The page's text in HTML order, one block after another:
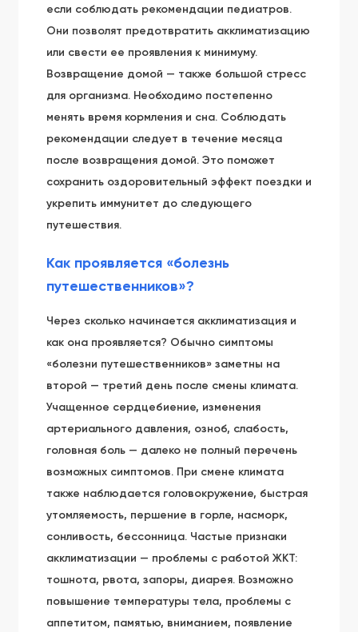
если соблюдать рекомендации педиатров.
Они позволят предотвратить акклиматизацию
или свести ее проявления к минимуму.
Возвращение домой — также большой стресс
для организма. Необходимо постепенно
менять время кормления и сна. Соблюдать
рекомендации следует в течение месяца
после возвращения домой. Это поможет
сохранить оздоровительный эффект поездки и
укрепить иммунитет до следующего
путешествия.
Как проявляется «болезнь
путешественников»?
Через сколько начинается акклиматизация и
как она проявляется? Обычно симптомы
«болезни путешественников» заметны на
второй — третий день после смены климата.
Учащенное сердцебиение, изменения
артериального давления, озноб, слабость,
головная боль — далеко не полный перечень
возможных симптомов. При смене климата
также наблюдается головокружение, быстрая
утомляемость, першение в горле, насморк,
сонливость, бессонница. Частые признаки
акклиматизации — проблемы с работой ЖКТ:
тошнота, рвота, запоры, диарея. Возможно
повышение температуры тела, проблемы с
аппетитом, памятью, вниманием, появление